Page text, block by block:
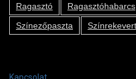
Ragasztó
Ragasztóhabarcs
Színezőpaszta